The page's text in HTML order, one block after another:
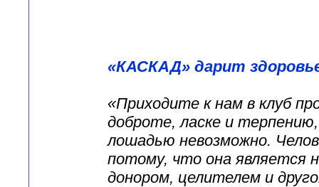
«КАСКАД» дарит
«Приходите к нам в клуб
доброте, ласке и
лошадью невозможно.
потому, что она является
донором, целителем и